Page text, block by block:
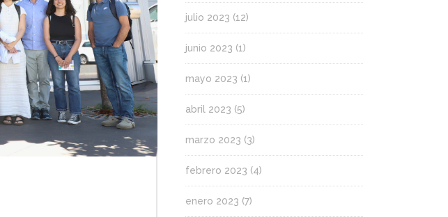
julio 2023 (12)
junio 2023 (1)
mayo 2023 (1)
abril 2023 (5)
marzo 2023 (3)
febrero 2023 (4)
enero 2023 (7)